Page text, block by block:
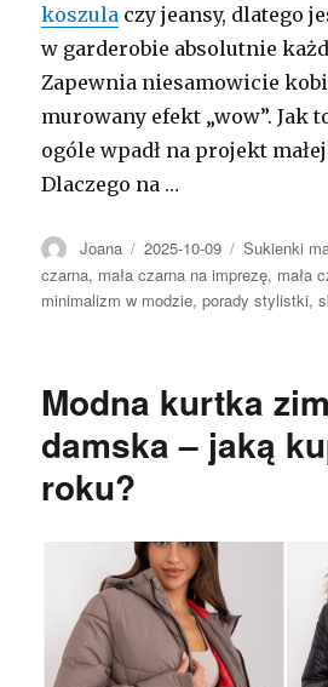
koszula czy jeansy, dlatego
w garderobie absolutnie
Zapewnia niesamowicie
murowany efekt „wow”. Jak
ogóle wpadł na projekt
Dlaczego na …
Autor
Joana Opublikowano
2025-10-09 Kategorie
Sukienki
czarna, mała czarna na imprezę, mała
minimalizm w modzie,porady stylistki,
Modna kurtka
damska – jaką
roku?